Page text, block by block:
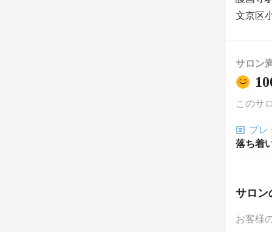
文京区
サロン
このサ
プレ
落ち着
サロン
お客様